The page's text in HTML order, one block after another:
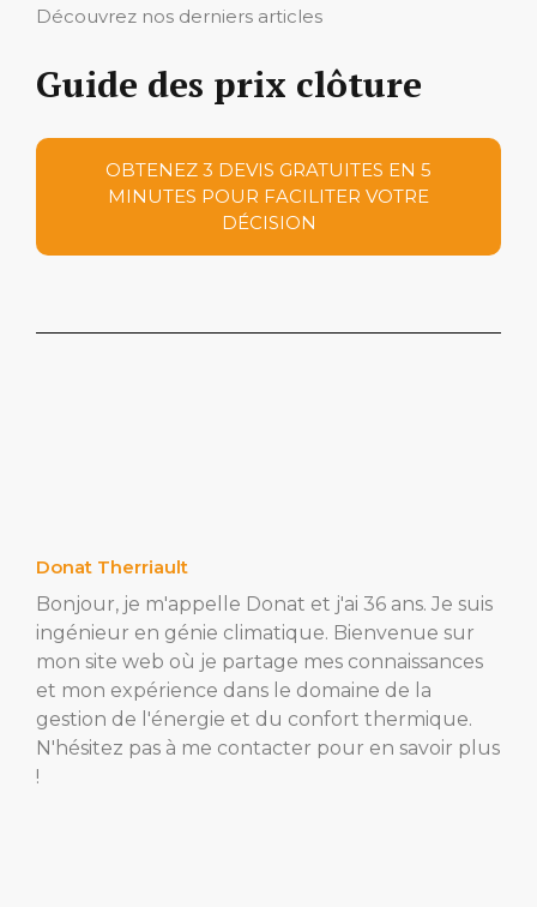
Découvrez nos derniers articles
Guide des prix clôture
OBTENEZ 3 DEVIS GRATUITES EN 5
MINUTES POUR FACILITER VOTRE
DÉCISION
Donat Therriault
Bonjour, je m'appelle Donat et j'ai 36 ans. Je suis
ingénieur en génie climatique. Bienvenue sur
mon site web où je partage mes connaissances
et mon expérience dans le domaine de la
gestion de l'énergie et du confort thermique.
N'hésitez pas à me contacter pour en savoir plus
!